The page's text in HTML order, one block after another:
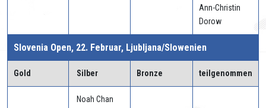
Ann-Christin
Dorow
Slovenia Open, 22. Februar, Ljubljana/Slowenien
Gold Silber Bronze teilgenommen
Noah Chan